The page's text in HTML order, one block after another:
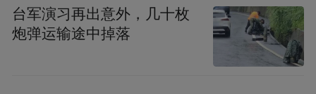
台军演习再出意外，几十枚
炮弹运输途中掉落